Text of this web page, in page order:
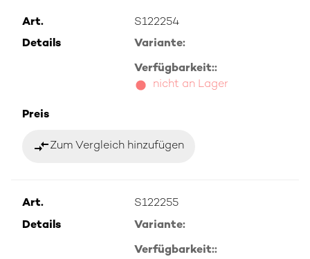
Art.
S122254
Details
Variante:
Verfügbarkeit::
nicht an Lager
Preis
compare_arrowsZum Vergleich hinzufügen
Art.
S122255
Details
Variante:
Verfügbarkeit::